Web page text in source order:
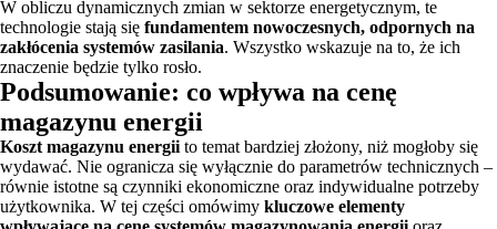
W obliczu dynamicznych zmian w sektorze energetycznym, te
technologie stają się fundamentem nowoczesnych, odpornych na
zakłócenia systemów zasilania. Wszystko wskazuje na to, że ich
znaczenie będzie tylko rosło.
Podsumowanie: co wpływa na cenę
magazynu energii
Koszt magazynu energii to temat bardziej złożony, niż mogłoby się
wydawać. Nie ogranicza się wyłącznie do parametrów technicznych –
równie istotne są czynniki ekonomiczne oraz indywidualne potrzeby
użytkownika. W tej części omówimy kluczowe elementy